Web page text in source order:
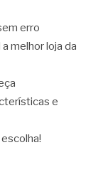
erro
melhor loja da
e